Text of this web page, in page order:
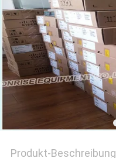
Produkt-Beschreibung